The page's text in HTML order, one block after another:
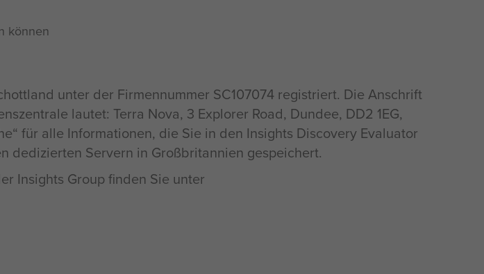
können
unter der Firmennummer SC107074 registriert. Die Anschrift
lautet: Terra Nova, 3 Explorer Road, Dundee, DD2 1EG,
für alle Informationen, die Sie in den Insights Discovery Evaluator
dedizierten Servern in Großbritannien gespeichert.
Insights Group finden Sie unter